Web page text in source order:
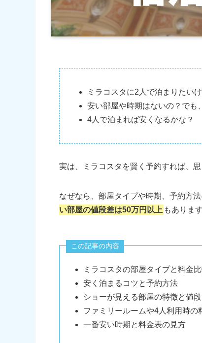
ミラコスタに2人で泊まりたい
安い部屋や時期はないの？でも
4人で泊まれば安くなるかな？
実は、ミラコスタを賢く予約すれば、
なぜなら、部屋タイプや時期、予約方
い部屋の値段差は50万円以上 もあります
この記事の内容
ミラコスタの部屋タイプと料金
安く泊まるコツと予約方法
ショーが見える部屋の特徴と値段
ファミリールームや4人利用時の
一番安い時期と料金表の見方